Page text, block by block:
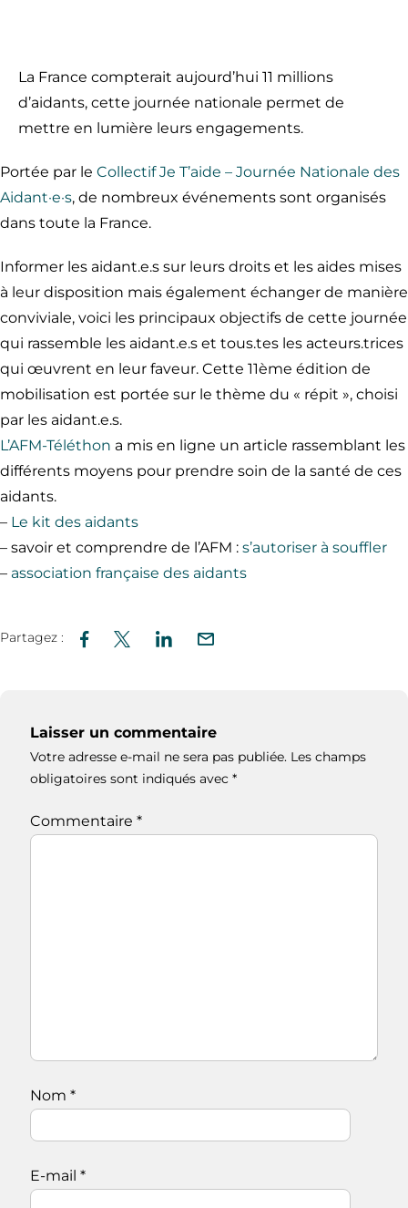
La France compterait aujourd’hui 11 millions
d’aidants, cette journée nationale permet de
mettre en lumière leurs engagements.
Portée par le Collectif Je T’aide – Journée Nationale des
Aidant·e·s, de nombreux événements sont organisés
dans toute la France.
Informer les aidant.e.s sur leurs droits et les aides mises
à leur disposition mais également échanger de manière
conviviale, voici les principaux objectifs de cette journée
qui rassemble les aidant.e.s et tous.tes les acteurs.trices
qui œuvrent en leur faveur. Cette 11ème édition de
mobilisation est portée sur le thème du « répit », choisi
par les aidant.e.s.
L’AFM-Téléthon a mis en ligne un article rassemblant les
différents moyens pour prendre soin de la santé de ces
aidants.
– Le kit des aidants
– savoir et comprendre de l’AFM : s’autoriser à souffler
– association française des aidants
Partagez :
Laisser un commentaire
Votre adresse e-mail ne sera pas publiée. Les champs
obligatoires sont indiqués avec *
Commentaire *
Nom *
E-mail *